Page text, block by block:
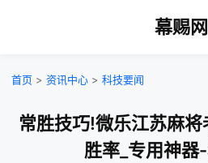
幕赐网
首页 > 资讯中心 > 科技要闻
常胜技巧!微乐江苏麻
胜率_专用神器